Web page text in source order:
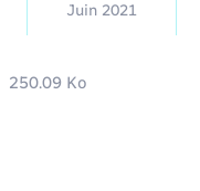
Juin 2021
250.09 Ko